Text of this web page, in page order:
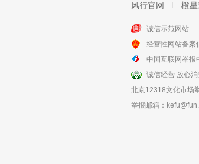
风行官网 橙
诚信示范网站
经营性网站备案
中国互联网举报
诚信经营 放心
北京12318文化市场
举报邮箱：